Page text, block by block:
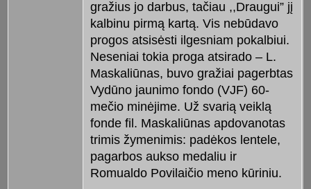
gražius jo darbus, tačiau ,,Draugui” jį
kalbinu pirmą kartą. Vis nebūdavo
progos atsisėsti ilgesniam pokalbiui.
Neseniai tokia proga atsirado – L.
Maskaliūnas, buvo gražiai pagerbtas
Vydūno jaunimo fondo (VJF) 60-
mečio minėjime. Už svarią veiklą
fonde fil. Maskaliūnas apdovanotas
trimis žymenimis: padėkos lentele,
pagarbos aukso medaliu ir
Romualdo Povilaičio meno kūriniu.